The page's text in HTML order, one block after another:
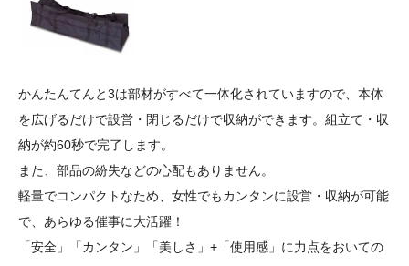
かんたんてんと3は部材がすべて一体化されていますので、本体
を広げるだけで設営・閉じるだけで収納ができます。組立て・収
納が約60秒で完了します。
また、部品の紛失などの心配もありません。
軽量でコンパクトなため、女性でもカンタンに設営・収納が可能
で、あらゆる催事に大活躍！
「安全」「カンタン」「美しさ」+「使用感」に力点をおいての